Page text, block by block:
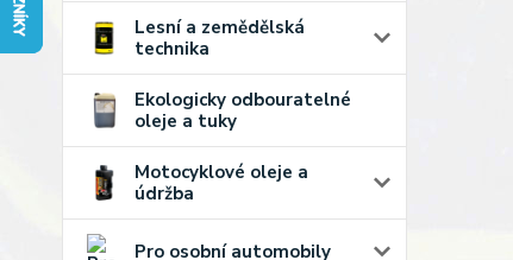
Lesní a zemědělská
technika
Ekologicky odbouratelné
oleje a tuky
Motocyklové oleje a
údržba
Pro osobní automobily